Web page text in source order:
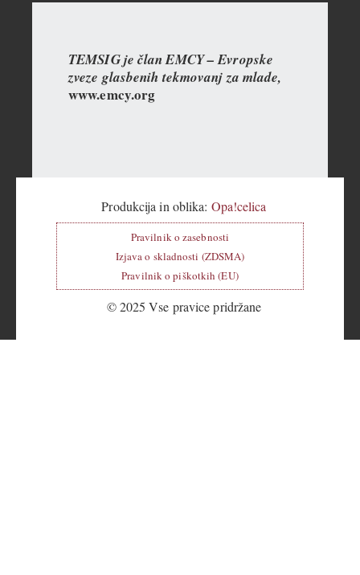
TEMSIG je član EMCY – Evropske
zveze glasbenih tekmovanj za mlade,
www.emcy.org
Produkcija in oblika: Opa!celica
Pravilnik o zasebnosti
Izjava o skladnosti (ZDSMA)
Pravilnik o piškotkih (EU)
© 2025 Vse pravice pridržane